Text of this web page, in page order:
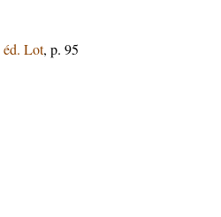
éd. Lot, p. 95